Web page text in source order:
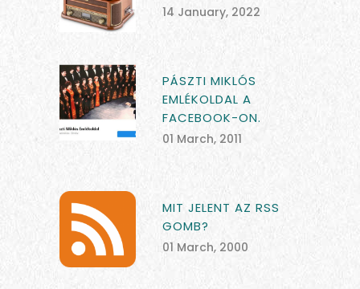
14 January, 2022
PÁSZTI MIKLÓS
EMLÉKOLDAL A
FACEBOOK-ON.
01 March, 2011
MIT JELENT AZ RSS
GOMB?
01 March, 2000